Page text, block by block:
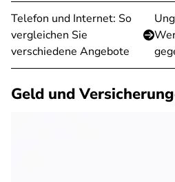
Telefon und Internet: So
vergleichen Sie
verschiedene Angebote
Geld und